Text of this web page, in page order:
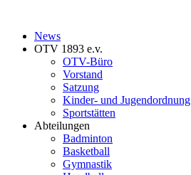
News
OTV 1893 e.v.
OTV-Büro
Vorstand
Satzung
Kinder- und Jugendordnung
Sportstätten
Abteilungen
Badminton
Basketball
Gymnastik